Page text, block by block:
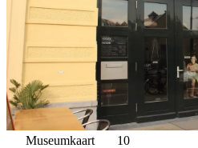
Museumkaart 10